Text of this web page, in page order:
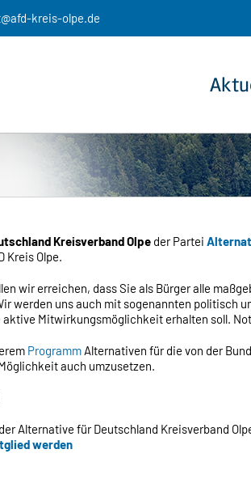
kreis-olpe.de
Kreisverband Olpe der Partei
Kreis Olpe.
wir erreichen, dass Sie als Bürger alle
werden uns auch mit sogenannten politisch
aktive Mitwirkungsmöglichkeit erhalten soll.
Programm Alternativen für die von der
auch umzusetzen.
Alternative für Deutschland Kreisverband
werden